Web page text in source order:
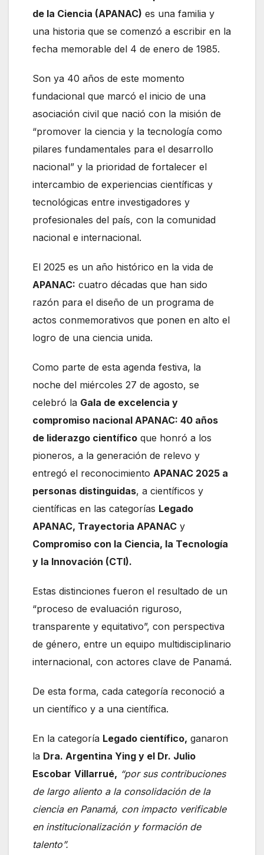
de la Ciencia (APANAC) es una familia y
una historia que se comenzó a escribir en la
fecha memorable del 4 de enero de 1985.
Son ya 40 años de este momento
fundacional que marcó el inicio de una
asociación civil que nació con la misión de
“promover la ciencia y la tecnología como
pilares fundamentales para el desarrollo
nacional” y la prioridad de fortalecer el
intercambio de experiencias científicas y
tecnológicas entre investigadores y
profesionales del país, con la comunidad
nacional e internacional.
El 2025 es un año histórico en la vida de
APANAC: cuatro décadas que han sido
razón para el diseño de un programa de
actos conmemorativos que ponen en alto el
logro de una ciencia unida.
Como parte de esta agenda festiva, la
noche del miércoles 27 de agosto, se
celebró la Gala de excelencia y
compromiso nacional APANAC: 40 años
de liderazgo científico que honró a los
pioneros, a la generación de relevo y
entregó el reconocimiento APANAC 2025 a
personas distinguidas, a científicos y
científicas en las categorías Legado
APANAC, Trayectoria APANAC y
Compromiso con la Ciencia, la Tecnología
y la Innovación (CTI).
Estas distinciones fueron el resultado de un
“proceso de evaluación riguroso,
transparente y equitativo”, con perspectiva
de género, entre un equipo multidisciplinario
internacional, con actores clave de Panamá.
De esta forma, cada categoría reconoció a
un científico y a una científica.
En la categoría Legado científico, ganaron
la Dra. Argentina Ying y el Dr. Julio
Escobar Villarrué, “por sus contribuciones
de largo aliento a la consolidación de la
ciencia en Panamá, con impacto verificable
en institucionalización y formación de
talento”.